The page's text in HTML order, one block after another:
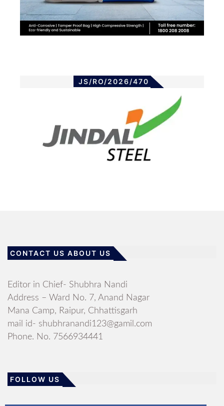
JS/RO/2026/470
CONTACT US ABOUT US
Editor in Chief- Shubhra Nandi
Address – Ward No. 7, Anand Nagar
Mana Camp, Raipur, Chhattisgarh
mail id- shubhranandi123@gamil.com
Phone. No. 7566934441
FOLLOW US